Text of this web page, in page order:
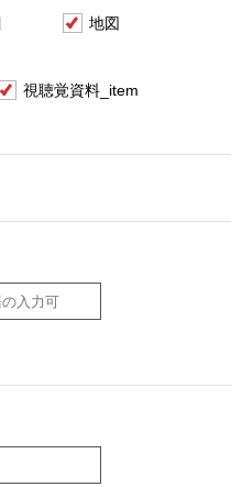
地図
視聴覚資料_item